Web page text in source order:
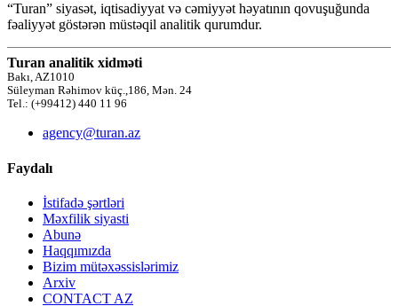
“Turan” siyasət, iqtisadiyyat və cəmiyyət həyatının qovuşuğunda
fəaliyyət göstərən müstəqil analitik qurumdur.
Turan analitik xidməti
Bakı, AZ1010
Süleyman Rəhimov küç.,186, Mən. 24
Tel.: (+99412) 440 11 96
agency@turan.az
Faydalı
İstifadə şərtləri
Məxfilik siyasti
Abunə
Haqqımızda
Bizim mütəxəssislərimiz
Arxiv
CONTACT AZ